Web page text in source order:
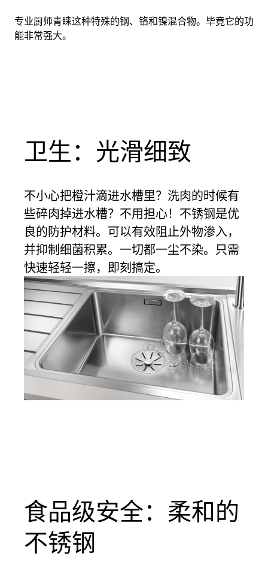
专业厨师青睐这种特殊的钢、铬和镍混合物。毕竟它的功
能非常强大。
卫生：光滑细致
不小心把橙汁滴进水槽里？洗肉的时候有
些碎肉掉进水槽？不用担心！不锈钢是优
良的防护材料。可以有效阻止外物渗入，
并抑制细菌积累。一切都一尘不染。只需
快速轻轻一擦，即刻搞定。
食品级安全：柔和的
不锈钢